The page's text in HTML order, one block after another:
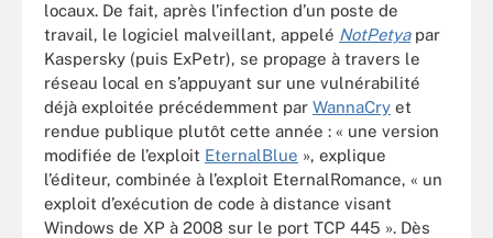
locaux. De fait, après l’infection d’un poste de
travail, le logiciel malveillant, appelé NotPetyapar
Kaspersky (puis ExPetr), se propage à travers le
réseau local en s’appuyant sur une vulnérabilité
déjà exploitée précédemment par WannaCry et
rendue publique plutôt cette année : « une version
modifiée de l’exploit EternalBlue », explique
l’éditeur, combinée à l’exploit EternalRomance, « un
exploit d’exécution de code à distance visant
Windows de XP à 2008 sur le port TCP 445 ». Dès